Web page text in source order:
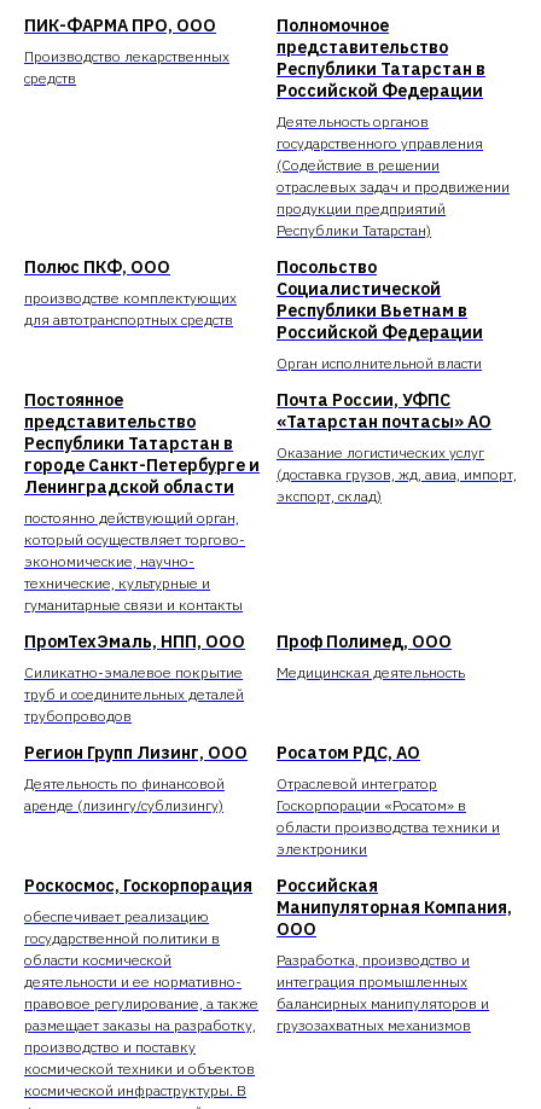
ПИК-ФАРМА ПРО, ООО
Производство лекарственных
средств
Полномочное
представительство
Республики Татарстан в
Российской Федерации
Деятельность органов
государственного управления
(Содействие в решении
отраслевых задач и продвижении
продукции предприятий
Республики Татарстан)
Полюс ПКФ, ООО
производстве комплектующих
для автотранспортных средств
Посольство
Социалистической
Республики Вьетнам в
Российской Федерации
Орган исполнительной власти
Постоянное
представительство
Республики Татарстан в
городе Санкт-Петербурге и
Ленинградской области
постоянно действующий орган,
который осуществляет торгово-
экономические, научно-
технические, культурные и
гуманитарные связи и контакты
Почта России, УФПС
«Татарстан почтасы» АО
Оказание логистических услуг
(доставка грузов, жд, авиа, импорт,
экспорт, склад)
ПромТехЭмаль, НПП, ООО
Силикатно-эмалевое покрытие
труб и соединительных деталей
трубопроводов
Проф Полимед, ООО
Медицинская деятельность
Регион Групп Лизинг, ООО
Деятельность по финансовой
аренде (лизингу/сублизингу)
Росатом РДС, АО
Отраслевой интегратор
Госкорпорации «Росатом» в
области производства техники и
электроники
Роскосмос, Госкорпорация
обеспечивает реализацию
государственной политики в
области космической
деятельности и ее нормативно-
правовое регулирование, а также
размещает заказы на разработку,
производство и поставку
космической техники и объектов
космической инфраструктуры. В
Российская
Манипуляторная Компания,
ООО
Разработка, производство и
интеграция промышленных
балансирных манипуляторов и
грузозахватных механизмов